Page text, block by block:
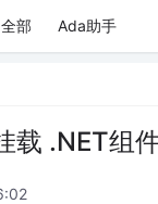
全部 Ada助手
.NET组